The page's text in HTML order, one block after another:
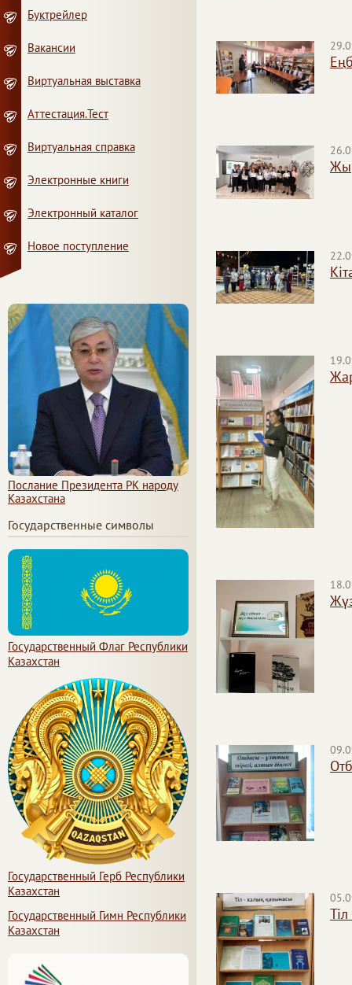
Буктрейлер
Вакансии
Виртуальная выставка
Аттестация.Тест
Виртуальная справка
Электронные книги
Электронный каталог
Новое поступление
Послание Президента РК народу
Казахстана
Государственные символы
Государственный Флаг Республики
Казахстан
Государственный Герб Республики
Казахстан
Государственный Гимн Республики
Казахстан